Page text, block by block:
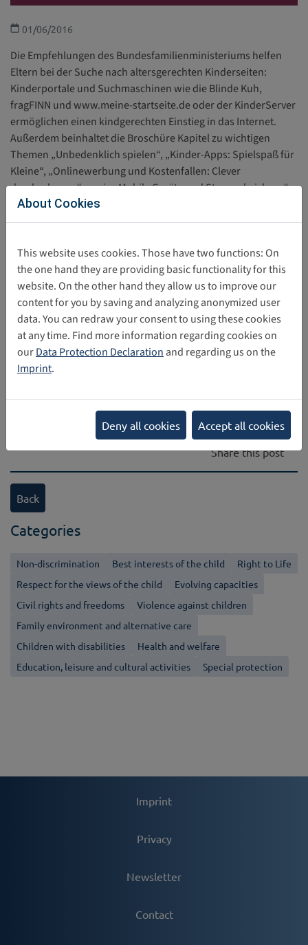
01/06/2016
Die Empfehlungen des Bundesfamilienministeriums helfen
Eltern bei der Suche nach altersgerechten Kinderseiten:
Kinderportale und Suchmaschinen wie die Blinde Kuh,
fragFINN und www.meine-startseite.de oder der KinderServer
ermöglichen einen kindgerechten Einstieg in das Internet.
Außerdem beinhaltet die Broschüre Kapitel zu wichtigen
Themen „Unbedenklich spielen“, „Kinder-Apps: Spielspaß für
Kleine“, „Onlinewerbung und Kostenfallen: Clever
durchschauen“ sowie „Mobile Geräte und Stores absichern“.
und Jugend (BMFSFJ)
Direct download
Share this post
Back
Categories
Non-discrimination Best interests of the child
Right to Life
Respect for the views of the child
Evolving capacities
Civil rights and freedoms
Violence against children
Family environment and alternative care
Children with disabilities
Health and welfare
Education, leisure and cultural activities
Special protection
Imprint
Privacy
Newsletter
Contact
About Cookies
This website uses cookies. Those have two functions: On
the one hand they are providing basic functionality for this
website. On the other hand they allow us to improve our
content for you by saving and analyzing anonymized user
data. You can redraw your consent to using these cookies
at any time. Find more information regarding cookies on
ourData Protection Declaration and regarding us on the
Imprint.
Deny all cookies Accept all cookies